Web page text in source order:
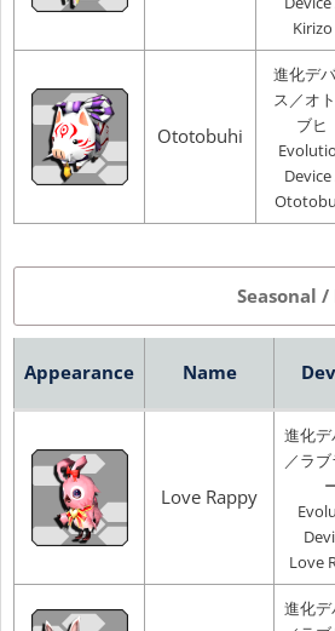
Kirizo
Ototobuhi
進化デ
ス／オ
ブヒ
Seasonal
Appearance Name
Love Rappy
進化
／ラ
Love
進化